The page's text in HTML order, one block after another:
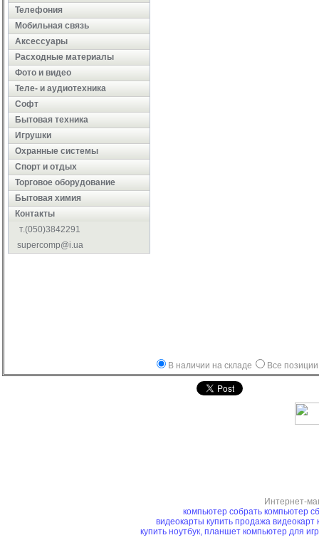
Телефония
Мобильная связь
Аксессуары
Расходные материалы
Фото и видео
Теле- и аудиотехника
Софт
Бытовая техника
Игрушки
Охранные системы
Cпорт и отдых
Торговое оборудование
Бытовая химия
Контакты
т.(050)3842291
supercomp@i.ua
В наличии на складе Все позиции
Интернет-
компьютер собрать компьютер
видеокарты купить продажа видеокарт
купить ноутбук, планшет компьютер для